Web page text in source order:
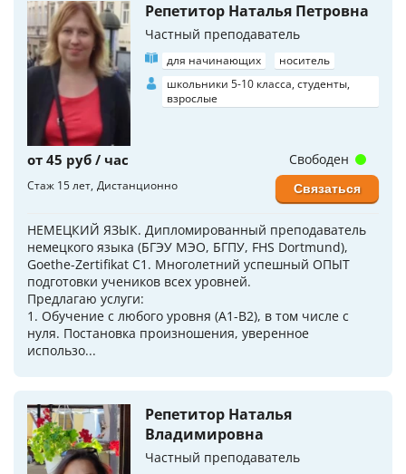
Репетитор Наталья Петровна
Частный преподаватель
для начинающих
носитель
школьники 5-10 класса, студенты,
взрослые
от 45 руб / час
Стаж 15 лет Дистанционно
НЕМЕЦКИЙ ЯЗЫК. Дипломированный преподаватель
немецкого языка (БГЭУ МЭО, БГПУ, FHS Dortmund),
Goethe-Zertifikat C1. Многолетний успешный ОПЫТ
подготовки учеников всех уровней.
Предлагаю услуги:
1. Обучение с любого уровня (А1-B2), в том числе с
нуля. Постановка произношения, уверенное
использо...
Свободен
Связаться
Репетитор Наталья
Владимировна
Частный преподаватель